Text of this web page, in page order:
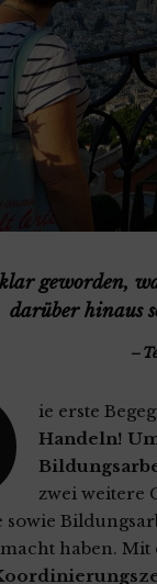
geworden,
darüber hinaus
ie erste
Handeln!
zwei weitere
sowie
haben.